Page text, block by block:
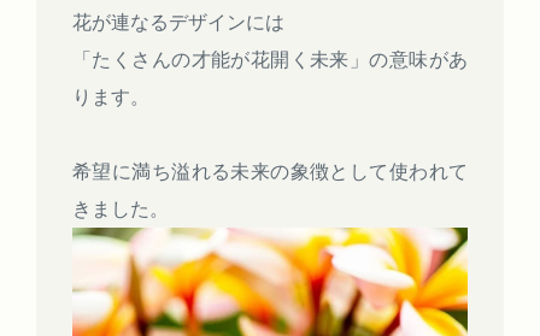
花が連なるデザインには
「たくさんの才能が花開く未来」の意味があ
ります。
希望に満ち溢れる未来の象徴として使われて
きました。